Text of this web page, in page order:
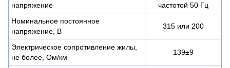
напряжение
частотой 50 Гц
Номинальное постоянное
напряжение, В
315 или 200
Электрическое сопротивление жилы,
не более, Ом/км
139±9